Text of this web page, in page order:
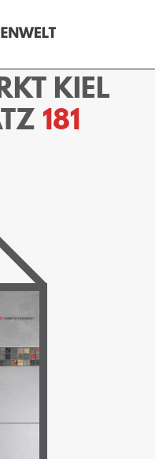
KIEL
181